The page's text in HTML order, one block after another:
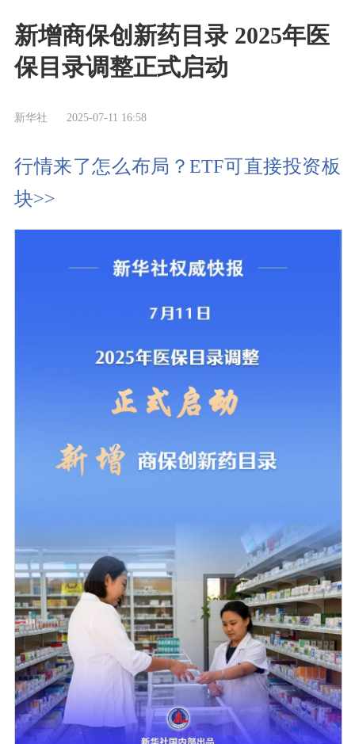
新增商保创新药目录 2025年医
保目录调整正式启动
新华社 2025-07-11 16:58
行情来了怎么布局？ETF可直接投资板
块>>